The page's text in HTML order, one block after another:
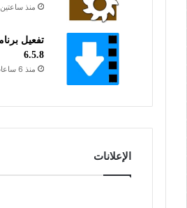
منذ ساعتين
6.5.8
منذ 6 ساعات
الإعلانات